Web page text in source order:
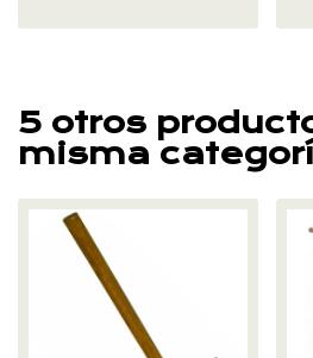
5 otros
misma